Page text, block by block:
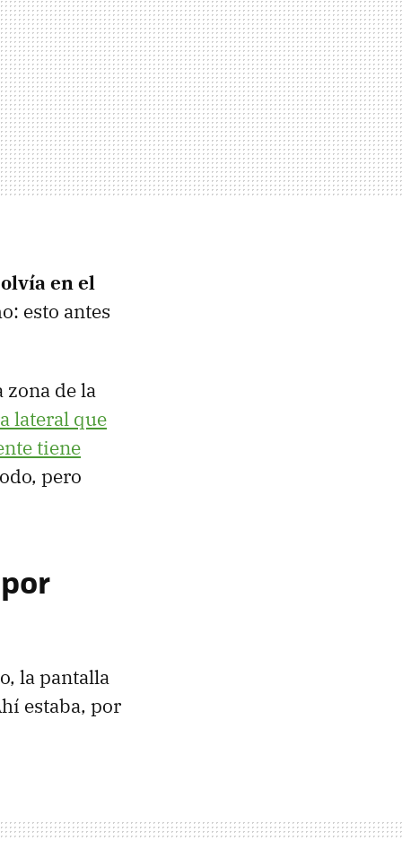
en el
esto antes
zona de la
lateral que
tiene
pero
la pantalla
estaba, por